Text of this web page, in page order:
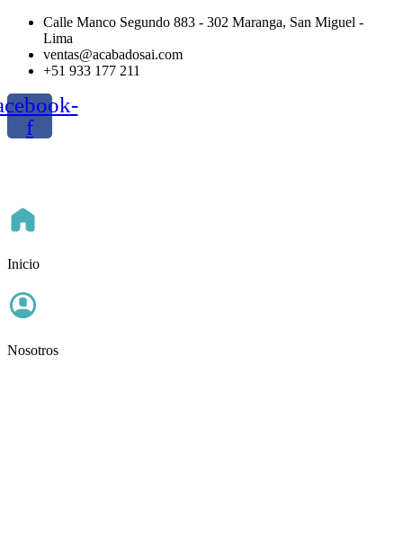
contenido
Calle Manco Segundo 883 - 302 Maranga, San Miguel -
Lima
ventas@acabadosai.com
+51 933 177 211
f
Inicio
Nosotros